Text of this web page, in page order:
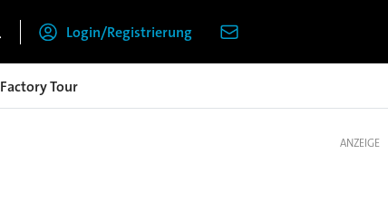
Login/Registrierung
Factory Tour
ANZEIGE